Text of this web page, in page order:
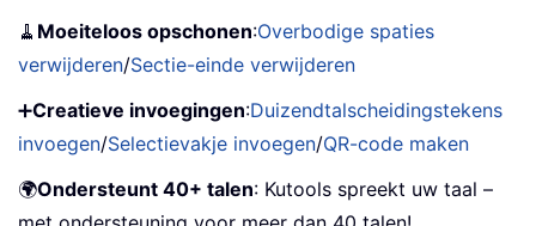
🧹 Moeiteloos opschonen:Overbodige spaties
verwijderen/Sectie-einde verwijderen
➕Creatieve invoegingen:Duizendtalscheidingstekens
invoegen/Selectievakje invoegen/QR-code maken
🌍Ondersteunt 40+ talen: Kutools spreekt uw taal –